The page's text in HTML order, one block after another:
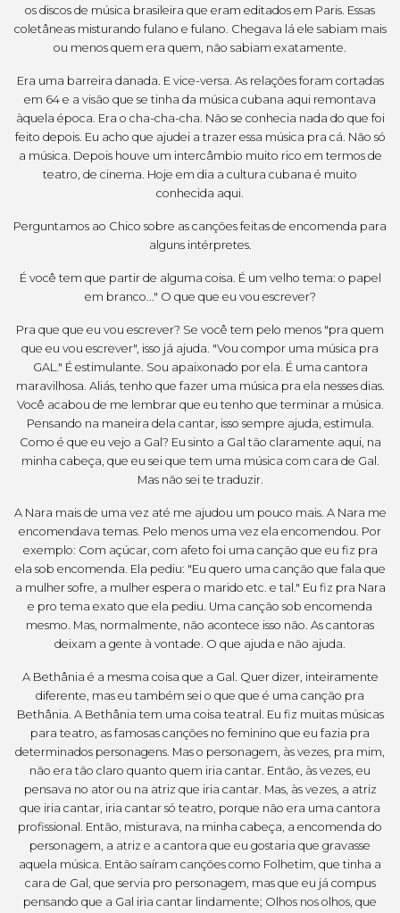
os discos de música brasileira que eram editados em Paris. Essas
coletâneas misturando fulano e fulano. Chegava lá ele sabiam mais
ou menos quem era quem, não sabiam exatamente.
Era uma barreira danada. E vice-versa. As relações foram cortadas
em 64 e a visão que se tinha da música cubana aqui remontava
àquela época. Era o cha-cha-cha. Não se conhecia nada do que foi
feito depois. Eu acho que ajudei a trazer essa música pra cá. Não só
a música. Depois houve um intercâmbio muito rico em termos de
teatro, de cinema. Hoje em dia a cultura cubana é muito
conhecida aqui.
Perguntamos ao Chico sobre as canções feitas de encomenda para
alguns intérpretes.
É você tem que partir de alguma coisa. É um velho tema: o papel
em branco..." O que que eu vou escrever?
Pra que que eu vou escrever? Se você tem pelo menos "pra quem
que eu vou escrever", isso já ajuda. "Vou compor uma música pra
GAL." É estimulante. Sou apaixonado por ela. É uma cantora
maravilhosa. Aliás, tenho que fazer uma música pra ela nesses dias.
Você acabou de me lembrar que eu tenho que terminar a música.
Pensando na maneira dela cantar, isso sempre ajuda, estimula.
Como é que eu vejo a Gal? Eu sinto a Gal tão claramente aqui, na
minha cabeça, que eu sei que tem uma música com cara de Gal.
Mas não sei te traduzir.
A Nara mais de uma vez até me ajudou um pouco mais. A Nara me
encomendava temas. Pelo menos uma vez ela encomendou. Por
exemplo: Com açúcar, com afeto foi uma canção que eu fiz pra
ela sob encomenda. Ela pediu: "Eu quero uma canção que fala que
a mulher sofre, a mulher espera o marido etc. e tal." Eu fiz pra Nara
e pro tema exato que ela pediu. Uma canção sob encomenda
mesmo. Mas, normalmente, não acontece isso não. As cantoras
deixam a gente à vontade. O que ajuda e não ajuda.
A Bethânia é a mesma coisa que a Gal. Quer dizer, inteiramente
diferente, mas eu também sei o que que é uma canção pra
Bethânia. A Bethânia tem uma coisa teatral. Eu fiz muitas músicas
para teatro, as famosas canções no feminino que eu fazia pra
determinados personagens. Mas o personagem, às vezes, pra mim,
não era tão claro quanto quem iria cantar. Então, às vezes, eu
pensava no ator ou na atriz que iria cantar. Mas, às vezes, a atriz
que iria cantar, iria cantar só teatro, porque não era uma cantora
profissional. Então, misturava, na minha cabeça, a encomenda do
personagem, a atriz e a cantora que eu gostaria que gravasse
aquela música. Então saíram canções como Folhetim, que tinha a
cara de Gal, que servia pro personagem, mas que eu já compus
pensando que a Gal iria cantar lindamente; Olhos nos olhos, que